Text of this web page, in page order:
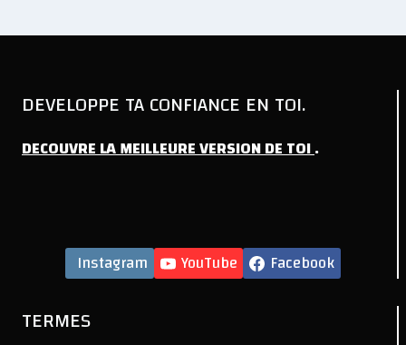
DEVELOPPE TA CONFIANCE EN TOI.
DECOUVRELAMEILLEUREVERSIONDETOI.
Instagram YouTube Facebook
TERMES